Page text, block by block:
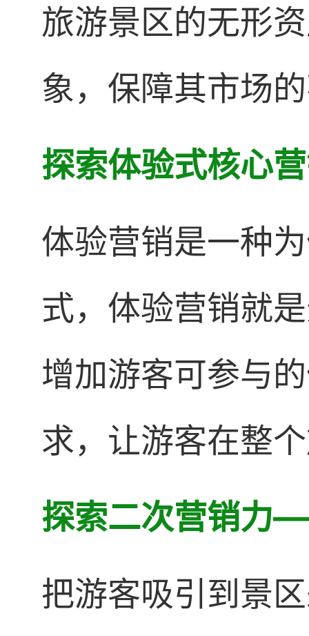
旅游景区的无形
象，保障其市场
探索体验式核心
体验营销是一种
式，体验营销就
增加游客可参与
求，让游客在整
探索二次营销力
把游客吸引到景